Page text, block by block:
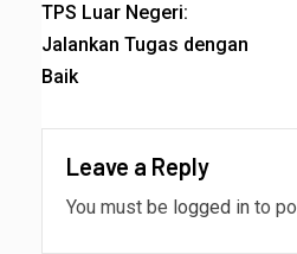
TPS Luar Negeri:
Jalankan Tugas dengan
Baik
Leave a Reply
You must be logged in to